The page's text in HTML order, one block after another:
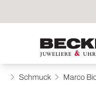
Schmuck Marco